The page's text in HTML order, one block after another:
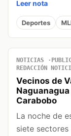
Leer nota
Deportes
NOTICIAS
REDACCIÓN
Vecinos de
Carabobo
La noche de
siete sectores